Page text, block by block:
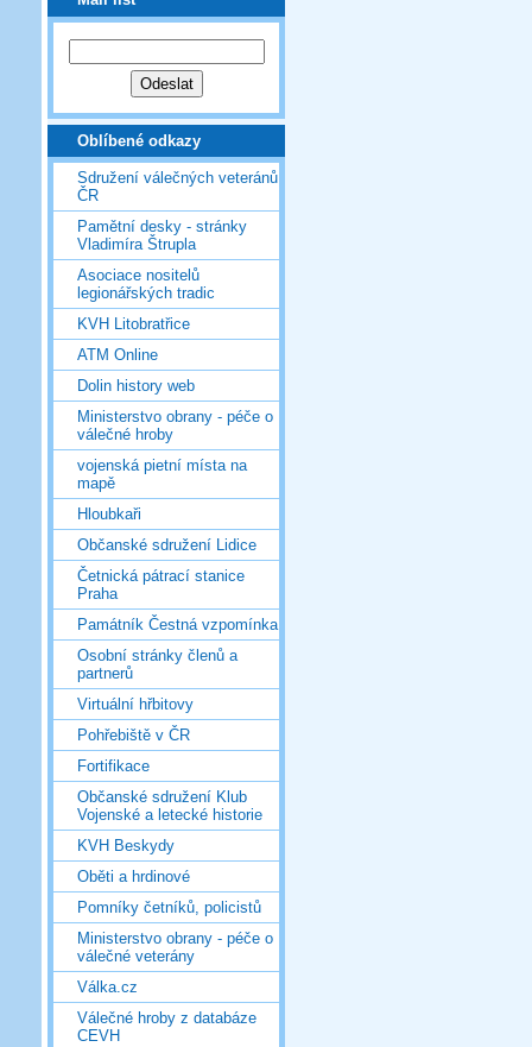
Oblíbené odkazy
Sdružení válečných veteránů
ČR
Pamětní desky - stránky
Vladimíra Štrupla
Asociace nositelů
legionářských tradic
KVH Litobratřice
ATM Online
Dolin history web
Ministerstvo obrany - péče o
válečné hroby
vojenská pietní místa na
mapě
Hloubkaři
Občanské sdružení Lidice
Četnická pátrací stanice
Praha
Památník Čestná vzpomínka
Osobní stránky členů a
partnerů
Virtuální hřbitovy
Pohřebiště v ČR
Fortifikace
Občanské sdružení Klub
Vojenské a letecké historie
KVH Beskydy
Oběti a hrdinové
Pomníky četníků, policistů
Ministerstvo obrany - péče o
válečné veterány
Válka.cz
Válečné hroby z databáze
CEVH